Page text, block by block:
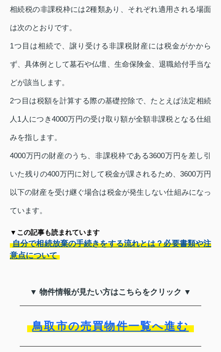
相続税の非課税枠には2種類あり、それぞれ適用される場面
は次のとおりです。
1つ目は相続で、譲り受ける非課税財産には税金がかから
ず、具体例として墓石や仏壇、生命保険金、退職給付手当な
どが該当します。
2つ目は税額を計算する際の基礎控除で、たとえば法定相続
人1人につき4000万円の受け取り額が全額非課税となる仕組
みを指します。
4000万円の財産のうち、非課税枠である3600万円を差し引
いた残りの400万円に対して税金が課されるため、3600万円
以下の財産を受け継ぐ場合は税金が発生しない仕組みになっ
ています。
▼この記事も読まれています
自分で相続放棄の手続きをする流れとは？必要書類や注
意点について
▼ 物件情報が見たい方はこちらをクリック ▼
鳥取市の売買物件一覧へ進む